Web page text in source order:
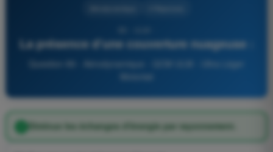
La présence d'une couverture nuageuse :
Question 89 - Aérodynamique - QCM ULM - Ultra Léger
Diminue les échanges d'énergie par rayonnement.